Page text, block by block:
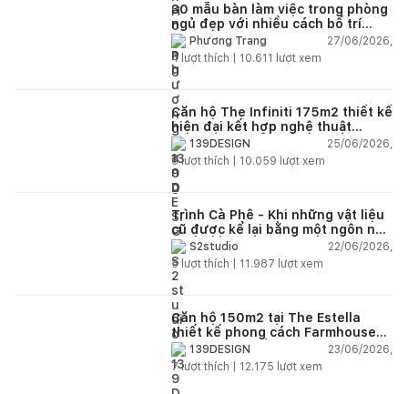
30 mẫu bàn làm việc trong phòng
ngủ đẹp với nhiều cách bố trí
thông minh cho mọi diện tích
Phương Trang
27/06/2026,
4 lượt thích | 10.611 lượt xem
Căn hộ The Infiniti 175m2 thiết kế
hiện đại kết hợp nghệ thuật
Modern Art đầy cảm xúc
139DESIGN
25/06/2026,
6lượt thích | 10.059 lượt xem
Trình Cà Phê - Khi những vật liệu
cũ được kể lại bằng một ngôn ngữ
thiết kế mới
S2studio
22/06/2026,
5 lượt thích | 11.987 lượt xem
Căn hộ 150m2 tại The Estella
thiết kế phong cách Farmhouse
thanh lịch và ấm áp
139DESIGN
23/06/2026,
7lượt thích | 12.175 lượt xem